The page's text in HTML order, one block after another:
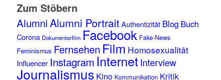
Zum Stöbern
AlumniAlumni Portrait Authentizität Blog Buch
Corona Dokumentarfilm Facebook Fake-News
Feminismus Fernsehen Film Homosexualität
Influencer Instagram Internet Interview
Journalismus Kino Kommunikation Kritik